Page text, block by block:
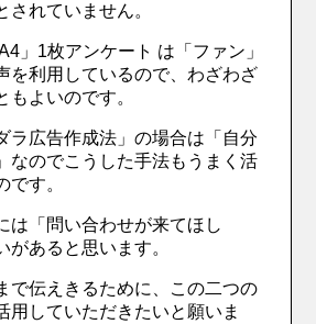
されていません。
」1枚アンケート は「ファン」
を利用しているので、わざわざ
もよいのです。
ラ広告作成法」の場合は「自分
なのでこうした手法もうまく活
です。
は「問い合わせが来てほし
があると思います。
で伝えきるために、この二つの
用していただきたいと願いま